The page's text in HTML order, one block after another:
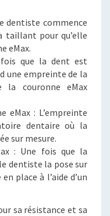
dentiste commence
taillant pour qu’elle
eMax.
fois que la dent est
une empreinte de la
la couronne eMax
eMax : L’empreinte
dentaire où la
sur mesure.
: Une fois que la
dentiste la pose sur
place à l’aide d’un
sa résistance et sa